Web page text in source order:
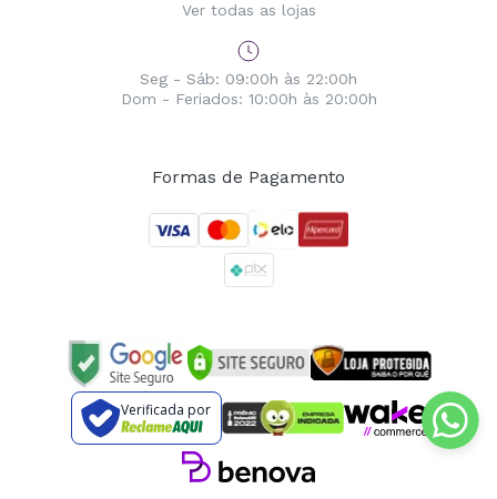
Ver todas as lojas
Seg - Sáb: 09:00h às 22:00h
Dom - Feriados: 10:00h às 20:00h
Formas de Pagamento
Verificada por